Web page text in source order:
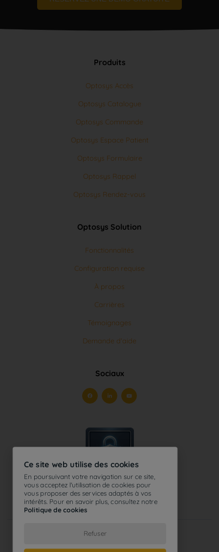
Optosys Catalogue
Optosys Commande
Optosys Espace Patient
Optosys Formulaire
Optosys Rappel
Optosys Rendez-vous
Configuration requise
À propos
Carrières
Témoignages
Demande d'aide
Ce site web utilise des cookies
En poursuivant votre navigation sur ce site,
vous acceptez l'utilisation de cookies pour
vous proposer des services adaptés à vos
intérêts. Pour en savoir plus, consultez notre
Politique de cookies
Refuser